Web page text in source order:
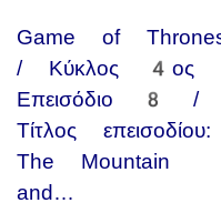
Game of
/ Κύκλος 4ος
Επεισόδιο 8 /
Τίτλος επεισοδίου:
The Mountain
and…